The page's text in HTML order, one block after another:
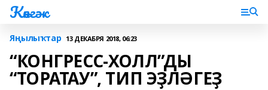
Көнгәк
Яңылыҡтар 13 ДЕКАБРЯ 2018, 06:23
“КОНГРЕСС-ХОЛЛ”ДЫ
“ТОРАТАУ”, ТИП ЭҘЛӘГЕҘ